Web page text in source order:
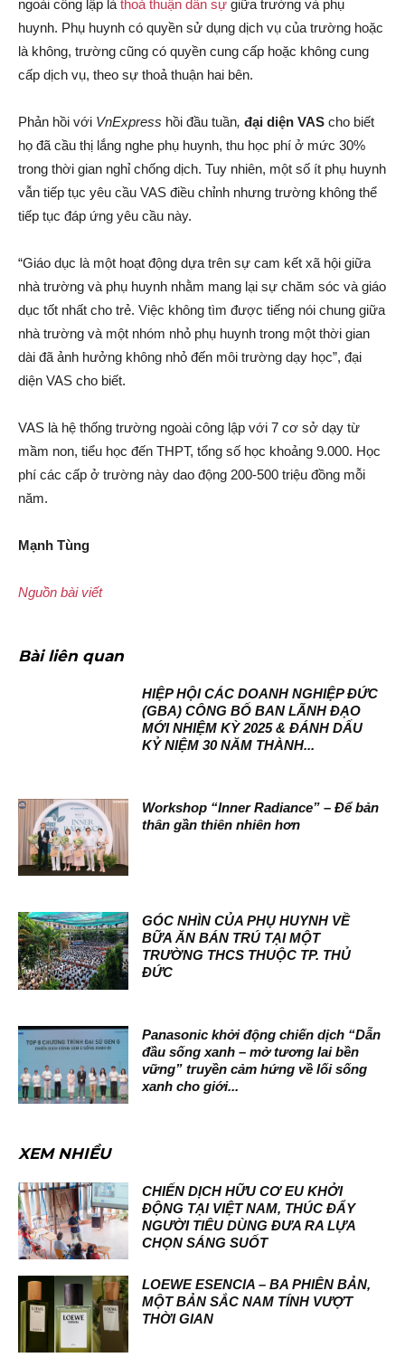
ngoài công lập là thoả thuận dân sự giữa trường và phụ
huynh. Phụ huynh có quyền sử dụng dịch vụ của trường hoặc
là không, trường cũng có quyền cung cấp hoặc không cung
cấp dịch vụ, theo sự thoả thuận hai bên.
Phản hồi với VnExpress hồi đầu tuần, đại diện VAS cho biết
họ đã cầu thị lắng nghe phụ huynh, thu học phí ở mức 30%
trong thời gian nghỉ chống dịch. Tuy nhiên, một số ít phụ huynh
vẫn tiếp tục yêu cầu VAS điều chỉnh nhưng trường không thể
tiếp tục đáp ứng yêu cầu này.
“Giáo dục là một hoạt động dựa trên sự cam kết xã hội giữa
nhà trường và phụ huynh nhằm mang lại sự chăm sóc và giáo
dục tốt nhất cho trẻ. Việc không tìm được tiếng nói chung giữa
nhà trường và một nhóm nhỏ phụ huynh trong một thời gian
dài đã ảnh hưởng không nhỏ đến môi trường dạy học”, đại
diện VAS cho biết.
VAS là hệ thống trường ngoài công lập với 7 cơ sở dạy từ
mầm non, tiểu học đến THPT, tổng số học khoảng 9.000. Học
phí các cấp ở trường này dao động 200-500 triệu đồng mỗi
năm.
Mạnh Tùng
Nguồn bài viết
Bài liên quan
HIỆP HỘI CÁC DOANH NGHIỆP ĐỨC
(GBA) CÔNG BỐ BAN LÃNH ĐẠO
MỚI NHIỆM KỲ 2025 & ĐÁNH DẤU
KỶ NIỆM 30 NĂM THÀNH...
Workshop “Inner Radiance” – Để bản
thân gần thiên nhiên hơn
GÓC NHÌN CỦA PHỤ HUYNH VỀ
BỮA ĂN BÁN TRÚ TẠI MỘT
TRƯỜNG THCS THUỘC TP. THỦ
ĐỨC
Panasonic khởi động chiến dịch “Dẫn
đầu sống xanh – mở tương lai bền
vững” truyền cảm hứng về lối sống
xanh cho giới...
XEM NHIỀU
CHIẾN DỊCH HỮU CƠ EU KHỞI
ĐỘNG TẠI VIỆT NAM, THÚC ĐẨY
NGƯỜI TIÊU DÙNG ĐƯA RA LỰA
CHỌN SÁNG SUỐT
LOEWE ESENCIA – BA PHIÊN BẢN,
MỘT BẢN SẮC NAM TÍNH VƯỢT
THỜI GIAN